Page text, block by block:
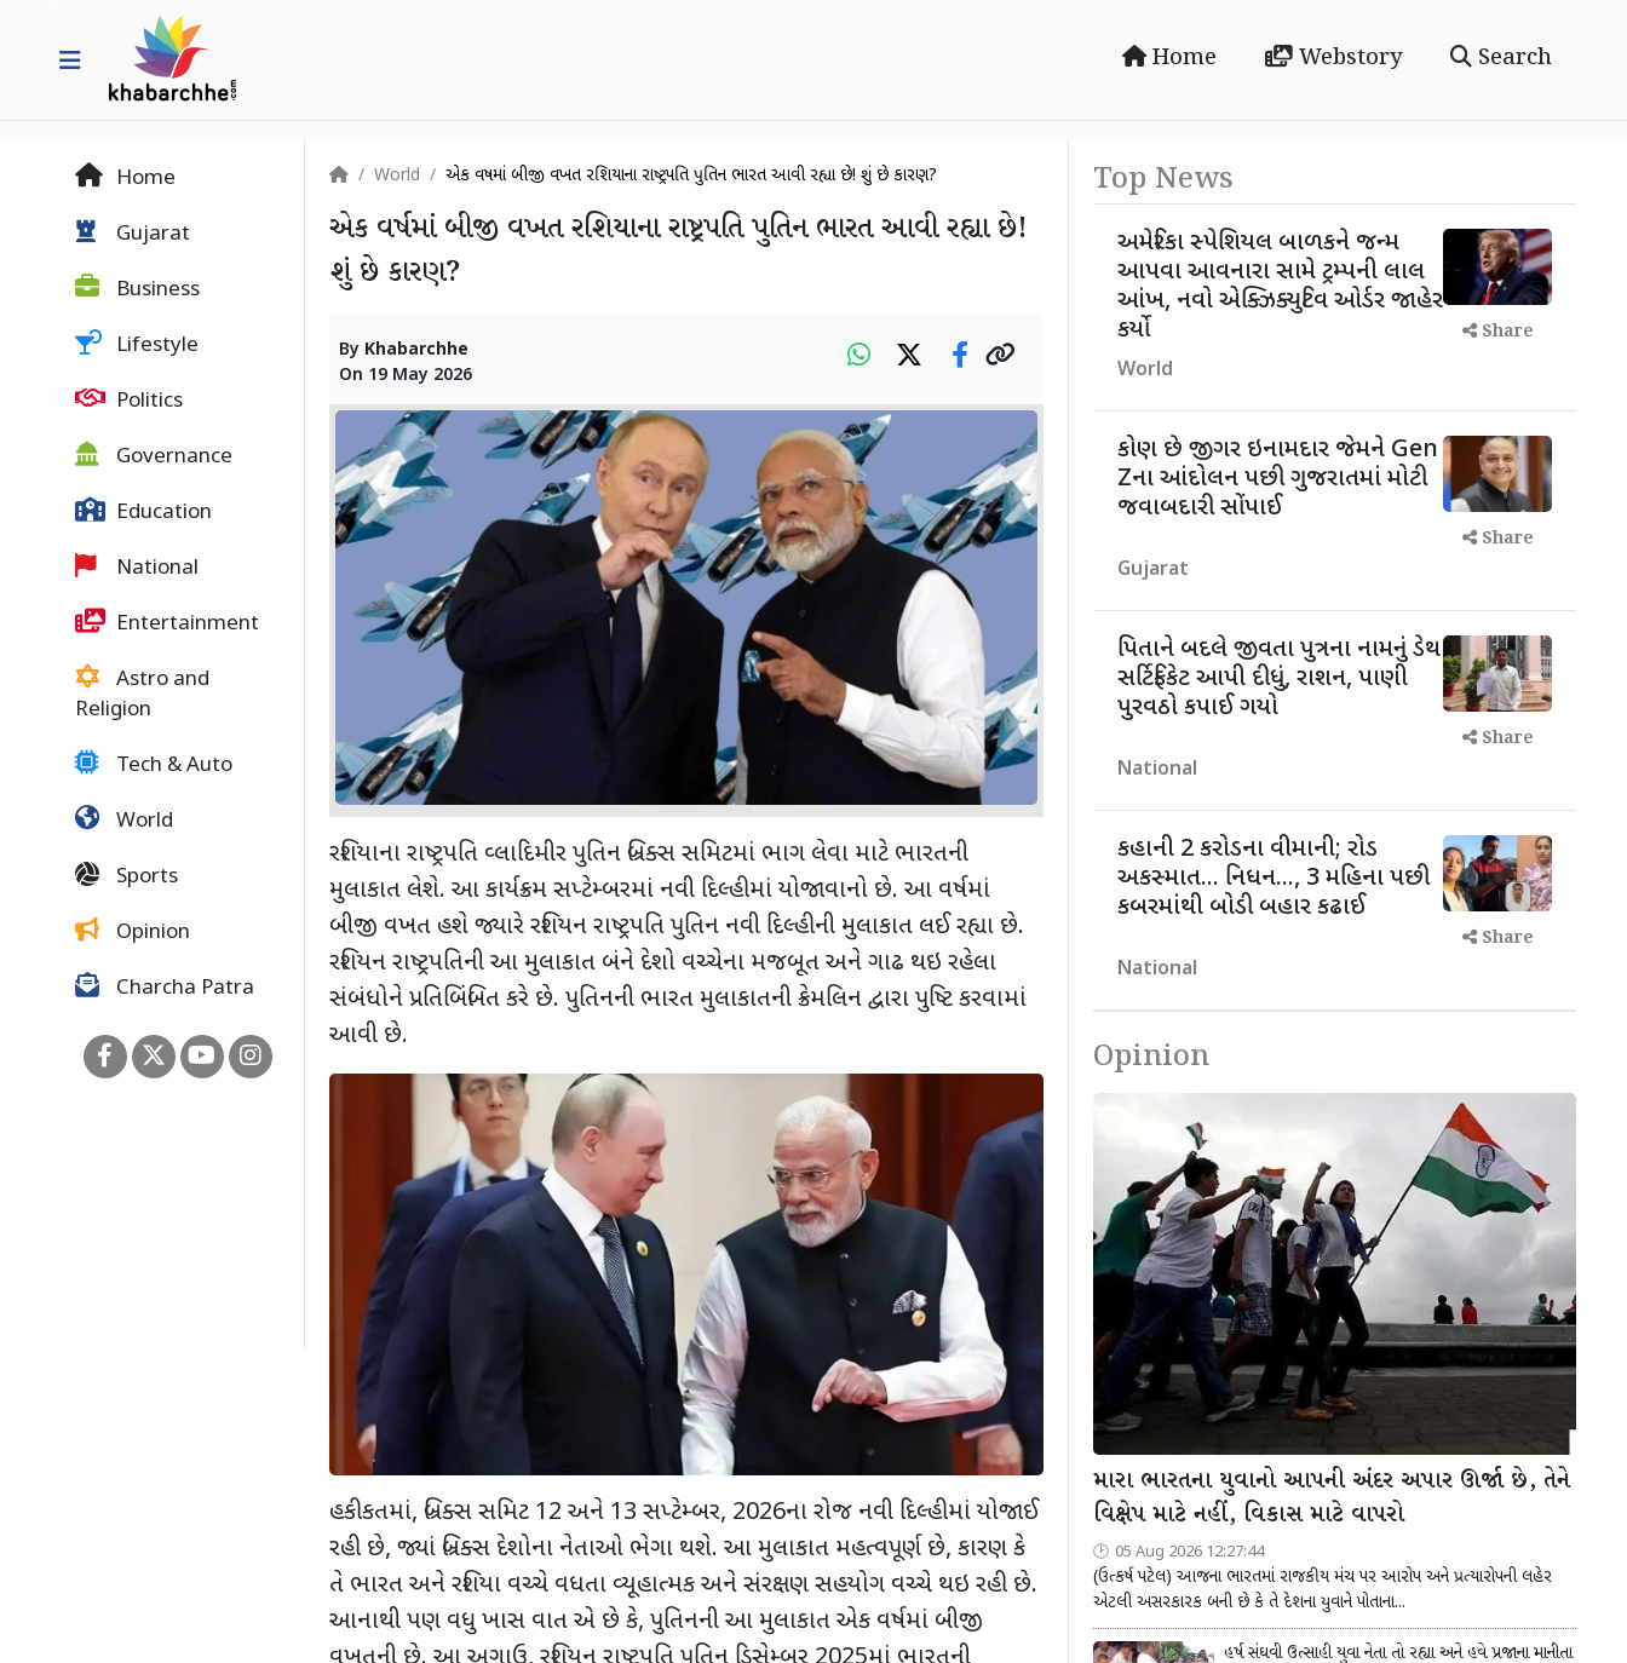
Home Webstory Search
Home
Gujarat
Business
Lifestyle
Politics
Governance
Education
National
Entertainment
Astro and
Religion
Tech & Auto
World
Sports
Opinion
Charcha Patra
World એક વર્ષમાં બીજી વખત રશિયાના રાષ્ટ્રપતિ પુતિન ભારત આવી રહ્યા છે! શું છે કારણ?
એક વર્ષમાં બીજી વખત રશિયાના રાષ્ટ્રપતિ પુતિન ભારત આવી રહ્યા છે!
શું છે કારણ?
By Khabarchhe
On 19 May 2026
રશિયાના રાષ્ટ્રપતિ વ્લાદિમીર પુતિન બ્રિક્સ સમિટમાં ભાગ લેવા માટે ભારતની
મુલાકાત લેશે. આ કાર્યક્રમ સપ્ટેમ્બરમાં નવી દિલ્હીમાં યોજાવાનો છે. આ વર્ષમાં
બીજી વખત હશે જ્યારે રશિયન રાષ્ટ્રપતિ પુતિન નવી દિલ્હીની મુલાકાત લઈ રહ્યા છે.
રશિયન રાષ્ટ્રપતિની આ મુલાકાત બંને દેશો વચ્ચેના મજબૂત અને ગાઢ થઇ રહેલા
સંબંધોને પ્રતિબિંબિત કરે છે. પુતિનની ભારત મુલાકાતની ક્રેમલિન દ્વારા પુષ્ટિ કરવામાં
આવી છે.
હકીકતમાં, બ્રિક્સ સમિટ 12 અને 13 સપ્ટેમ્બર, 2026ના રોજ નવી દિલ્હીમાં યોજાઈ
રહી છે, જ્યાં બ્રિક્સ દેશોના નેતાઓ ભેગા થશે. આ મુલાકાત મહત્વપૂર્ણ છે, કારણ કે
તે ભારત અને રશિયા વચ્ચે વધતા વ્યૂહાત્મક અને સંરક્ષણ સહયોગ વચ્ચે થઇ રહી છે.
આનાથી પણ વધુ ખાસ વાત એ છે કે, પુતિનની આ મુલાકાત એક વર્ષમાં બીજી
Top News
અમેરિકા સ્પેશિયલ બાળકને જન્મ
આપવા આવનારા સામે ટ્રમ્પની લાલ
આંખ, નવો એક્ઝિક્યુટિવ ઓર્ડર જાહેર
કર્યો
World
Share
કોણ છે જીગર ઇનામદાર જેમને Gen
Zના આંદોલન પછી ગુજરાતમાં મોટી
જવાબદારી સોંપાઈ
Gujarat
Share
પિતાને બદલે જીવતા પુત્રના નામનું ડેથ
સર્ટિફિકેટ આપી દીધું, રાશન, પાણી
પુરવઠો કપાઈ ગયો
National
Share
કહાની 2 કરોડના વીમાની; રોડ
અકસ્માત... નિધન..., 3 મહિના પછી
કબરમાંથી બોડી બહાર કઢાઈ
National
Share
Opinion
મારા ભારતના યુવાનો આપની અંદર અપાર ઊર્જા છે, તેને
વિક્ષેપ માટે નહીં, વિકાસ માટે વાપરો
05 Aug 2026 12:27:44
(ઉત્કર્ષ પટેલ) આજના ભારતમાં રાજકીય મંચ પર આરોપ અને પ્રત્યારોપની લહેર
એટલી અસરકારક બની છે કે તે દેશના યુવાને પોતાના...
હર્ષ સંઘવી ઉત્સાહી યુવા નેતા તો રહ્યા અને હવે પ્રજાના માનીતા